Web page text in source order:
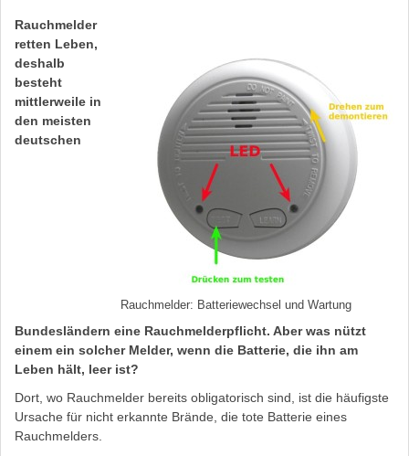
Rauchmelder: Batteriewechsel und Wartung
Rauchmelder
retten Leben,
deshalb
besteht
mittlerweile in
den meisten
deutschen
Bundesländern eine Rauchmelderpflicht. Aber was nützt
einem ein solcher Melder, wenn die Batterie, die ihn am
Leben hält, leer ist?
Dort, wo Rauchmelder bereits obligatorisch sind, ist die häufigste
Ursache für nicht erkannte Brände, die tote Batterie eines
Rauchmelders.